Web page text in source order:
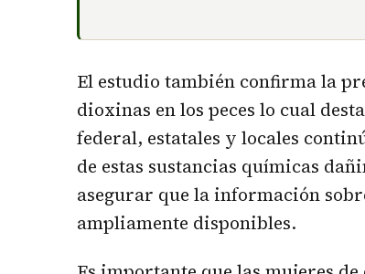
El estudio también confirma la
dioxinas en los peces lo cual
federal, estatales y locales
de estas sustancias químicas
asegurar que la información
ampliamente disponibles.